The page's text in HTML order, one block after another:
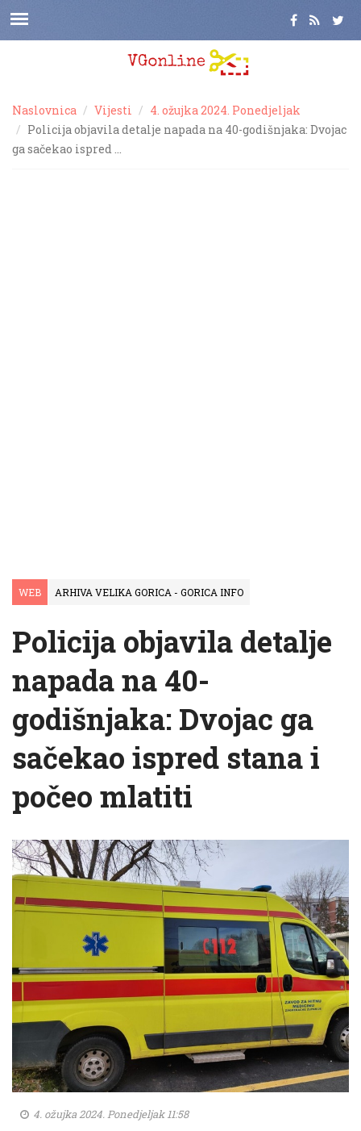
Naslovnica Vijesti
4. ožujka 2024. Ponedjeljak
Policija objavila detalje napada na 40-godišnjaka: Dvojac
ga sačekao ispred …
WEB ARHIVA VELIKA GORICA - GORICA INFO
Policija objavila detalje
napada na 40-
godišnjaka: Dvojac ga
sačekao ispred stana i
počeo mlatiti
4. ožujka 2024. Ponedjeljak 11:58